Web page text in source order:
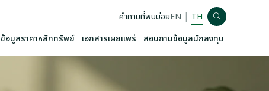
คำถามที่พบบ่อยEN | TH
ข้อมูลราคาหลักทรัพย์ เอกสารเผยแพร่ สอบถามข้อมูลนักลงทุน